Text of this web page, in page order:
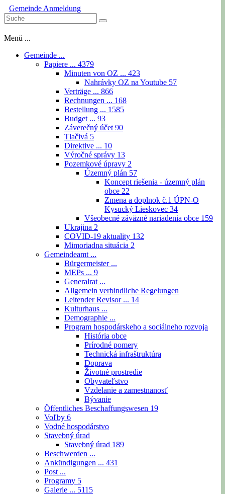
Gemeinde Anmeldung
Menü ...
Gemeinde ...
Papiere ... 4379
Minuten von OZ ... 423
Nahrávky OZ na Youtube 57
Verträge ... 866
Rechnungen ... 168
Bestellung ... 1585
Budget ... 93
Záverečný účet 90
Tlačivá 5
Direktive ... 10
Výročné správy 13
Pozemkové úpravy 2
Územný plán 57
Koncept riešenia - územný plán
obce 22
Zmena a doplnok č.1 ÚPN-O
Kysucký Lieskovec 34
Všeobecné záväzné nariadenia obce 159
Ukrajina 2
COVID-19 aktuality 132
Mimoriadna situácia 2
Gemeindeamt ...
Bürgermeister ...
MEPs ... 9
Generalrat ...
Allgemein verbindliche Regelungen
Leitender Revisor ... 14
Kulturhaus ...
Demographie ...
Program hospodárskeho a sociálneho rozvoja
História obce
Prírodné pomery
Technická infraštruktúra
Doprava
Životné prostredie
Obyvateľstvo
Vzdelanie a zamestnanosť
Bývanie
Öffentliches Beschaffungswesen 19
Voľby 6
Vodné hospodárstvo
Stavebný úrad
Stavebný úrad 189
Beschwerden ...
Ankündigungen ... 431
Post ...
Programy 5
Galerie ... 5115